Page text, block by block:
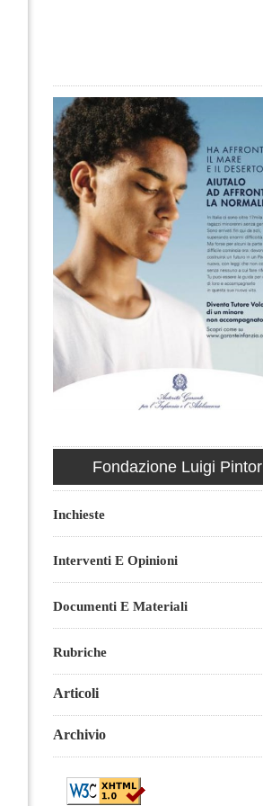
Fondazione Luigi Pintor
Inchieste
Interventi E Opinioni
Documenti E Materiali
Rubriche
Articoli
Archivio